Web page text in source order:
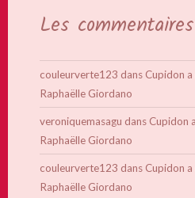
Les
couleurverte123 dans Cupidon
Raphaëlle Giordano
veroniquemasagu dans Cupidon
Raphaëlle Giordano
couleurverte123 dans Cupidon
Raphaëlle Giordano